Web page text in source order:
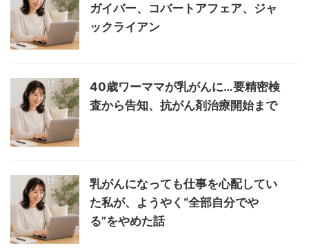
ガイバー、コバートアフェア、ジャ
ックライアン
40歳ワーママが乳がんに…要精密検
査から告知、抗がん剤治療開始まで
乳がんになっても仕事を心配してい
た私が、ようやく“全部自分でや
る”をやめた話